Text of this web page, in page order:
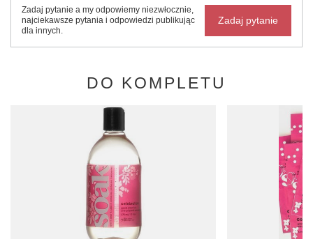
Zadaj pytanie a my odpowiemy niezwłocznie,
najciekawsze pytania i odpowiedzi publikując
dla innych.
Zadaj pytanie
DO KOMPLETU